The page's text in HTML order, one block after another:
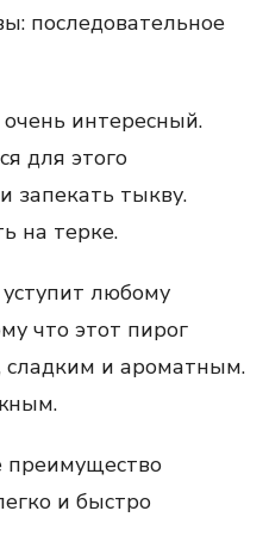
последовательное
интересный.
для этого
запекать тыкву.
на терке.
любому
что этот пирог
сладким и ароматным.
преимущество
и быстро